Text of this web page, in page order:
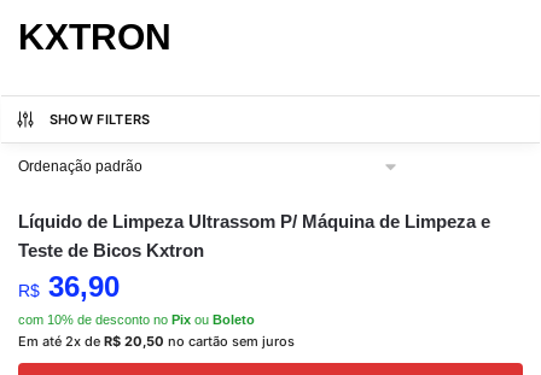
KXTRON
SHOW FILTERS
Líquido de Limpeza Ultrassom P/ Máquina de Limpeza e
Teste de Bicos Kxtron
R$ 36,90
com 10% de desconto no Pix ou Boleto
Em até 2x de R$ 20,50 no cartão sem juros